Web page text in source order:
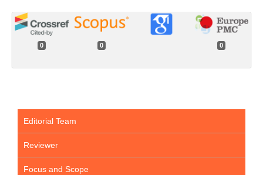
0 0 0
Editorial Team
Reviewer
Focus and Scope